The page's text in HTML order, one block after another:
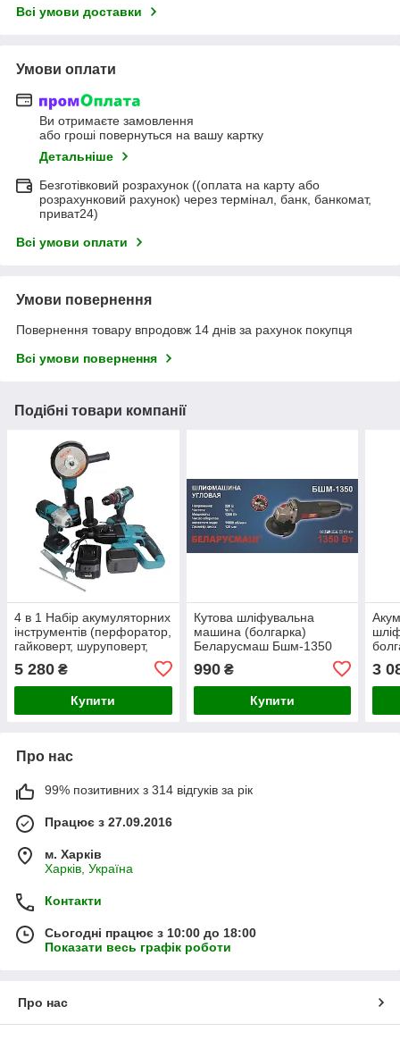
Всі умови доставки
Умови оплати
Ви отримаєте замовлення
або гроші повернуться на вашу картку
Детальніше
Безготівковий розрахунок ((оплата на карту або
розрахунковий рахунок) через термінал, банк, банкомат,
приват24)
Всі умови оплати
Умови повернення
Повернення товару впродовж 14 днів за рахунок покупця
Всі умови повернення
Подібні товари компанії
4 в 1 Набір акумуляторних
інструментів (перфоратор,
гайковерт, шуруповерт,
машина)
5 280 ₴
Купити
Кутова шліфувальна
машина (болгарка)
Беларусмаш Бшм-1350
990₴
Купити
3
Про нас
99% позитивних з 314 відгуків за рік
Працює з 27.09.2016
м. Харків
Харків, Україна
Контакти
Сьогодні працює з 10:00 до 18:00
Показати весь графік роботи
Про нас